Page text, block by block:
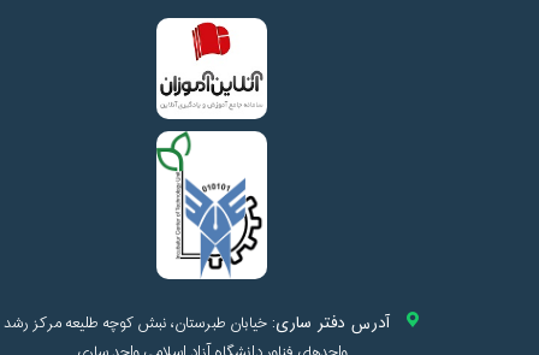
آدرس دفتر ساری: خیابان طبرستان، نبش کوچه طلیعه مرکز رشد